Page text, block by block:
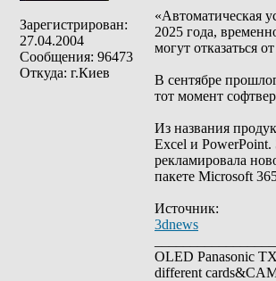
Зарегистрирован:
27.04.2004
Сообщения: 96473
Откуда: г.Киев
«Автоматическая
2025 года,
могут отказаться
В сентябре
тот момент
Из названия
Excel и PowerPoint.
рекламировала
пакете Microsoft
Источник:
3dnews
OLED Panasonic
different